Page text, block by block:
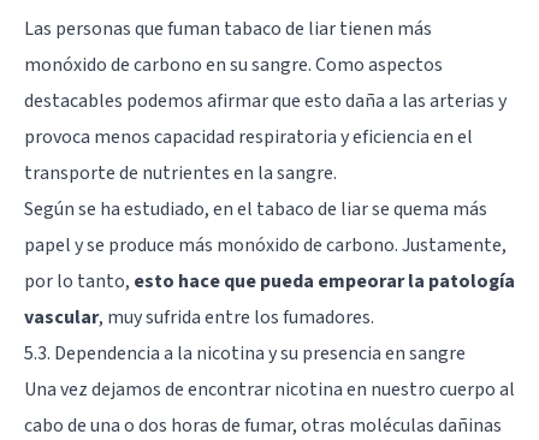
Las personas que fuman tabaco de liar tienen más
monóxido de carbono en su sangre. Como aspectos
destacables podemos afirmar que esto daña a las arterias y
provoca menos capacidad respiratoria y eficiencia en el
transporte de nutrientes en la sangre.
Según se ha estudiado, en el tabaco de liar se quema más
papel y se produce más monóxido de carbono. Justamente,
por lo tanto, esto hace que pueda empeorar la patología
vascular, muy sufrida entre los fumadores.
5.3. Dependencia a la nicotina y su presencia en sangre
Una vez dejamos de encontrar nicotina en nuestro cuerpo al
cabo de una o dos horas de fumar, otras moléculas dañinas